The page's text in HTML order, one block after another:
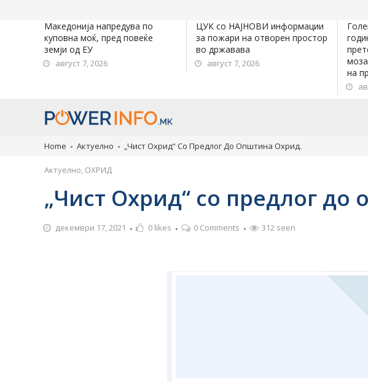
Македонија напредува по
куповна моќ, пред повеќе
земји од ЕУ
август 7, 2026
ЦУК со НАЈНОВИ информации
за пожари на отворен простор
во државава
август 7, 2026
на
Home Актуелно „Чист Охрид“ Со Предлог До Општина Охрид.
Актуелно, ОХРИД
„Чист Охрид“ со предлог
декември 17, 2021 0 likes 0 Comments 312 seen